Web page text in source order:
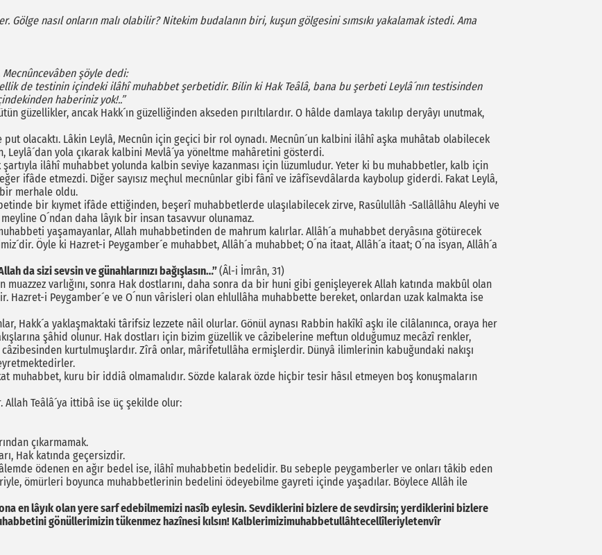
Gölge nasıl onların malı olabilir? Nitekim budalanın biri, kuşun gölgesini sımsıkı yakalamak istedi. Ama
Mecnûncevâben şöyle dedi:
de testinin içindeki ilâhî muhabbet şerbetidir. Bilin ki Hak Teâlâ, bana bu şerbeti Leylâ´nın testisinden
ha­beriniz yok!..”
güzellikler, ancak Hakk´ın güzelliğinden akseden pırıltılardır. O hâlde damlaya takılıp deryâyı unutmak,
put olacaktı. Lâkin Leylâ, Mecnûn için geçici bir rol oynadı. Mecnûn´un kalbini ilâhî aşka muhâtab olabilecek
yola çıkarak kalbini Mevlâ´ya yöneltme mahâretini gösterdi.
ilâhî muhabbet yolunda kalbin seviye kazanması için lüzumludur. Yeter ki bu muhabbetler, kalb için
ifâde etmezdi. Diğer sayısız meçhul mecnûnlar gibi fânî ve izâfîsevdâlarda kaybolup giderdi. Fakat Leylâ,
merhale oldu.
bir kıymet ifâde ettiğinden, beşerî muhabbetlerde ulaşılabilecek zirve, Rasûlullâh -Sallâllâhu Aleyhi ve
O´ndan daha lâyık bir insan tasavvur olunamaz.
yaşamayanlar, Allah muhabbetinden de mahrum kalırlar. Allâh´a muhabbet deryâsına götürecek
Öyle ki Hazret-i Peygamber´e muhabbet, Allâh´a muhabbet; O´na itaat, Allâh´a itaat; O´na isyan, Allâh´a
da sizi sevsin ve günahlarınızı bağışlasın…”(Âl-i İmrân, 31)
varlığını, sonra Hak dostlarını, daha sonra da bir huni gibi genişleyerek Allah katında makbûl olan
Hazret-i Peygamber´e ve O´nun vârisleri olan ehlullâha muhabbette bereket, onlardan uzak kalmakta ise
Hakk´a yaklaşmaktaki târifsiz lezzete nâil olurlar. Gönül aynası Rabbin hakîkî aşkı ile cilâlanınca, oraya her
şâhid olunur. Hak dostları için bizim güzellik ve câzibelerine meftun olduğumuz mecâzî renkler,
kurtulmuşlardır. Zîrâ onlar, mârifetullâha ermişlerdir. Dünyâ ilimlerinin kabuğundaki nakışı
muhabbet, kuru bir iddiâ olmamalıdır. Sözde kalarak özde hiçbir tesir hâsıl etmeyen boş konuşmaların
Allah Teâlâ´ya ittibâ ise üç şekilde olur:
çıkarmamak.
Hak katında geçersizdir.
ödenen en ağır bedel ise, ilâhî muhabbetin bedelidir. Bu sebeple peygamberler ve onları tâkib eden
ömürleri boyunca muhabbetlerinin bedelini ödeyebilme gayreti içinde yaşadılar. Böylece Allâh ile
en lâyık olan yere sarf edebilmemizi nasîb eylesin. Sevdiklerini bizlere de sevdirsin; yerdiklerini bizlere
gönüllerimizin tükenmez hazînesi kılsın! Kalblerimizimuhabbetullâhtecellîleriyletenvîr